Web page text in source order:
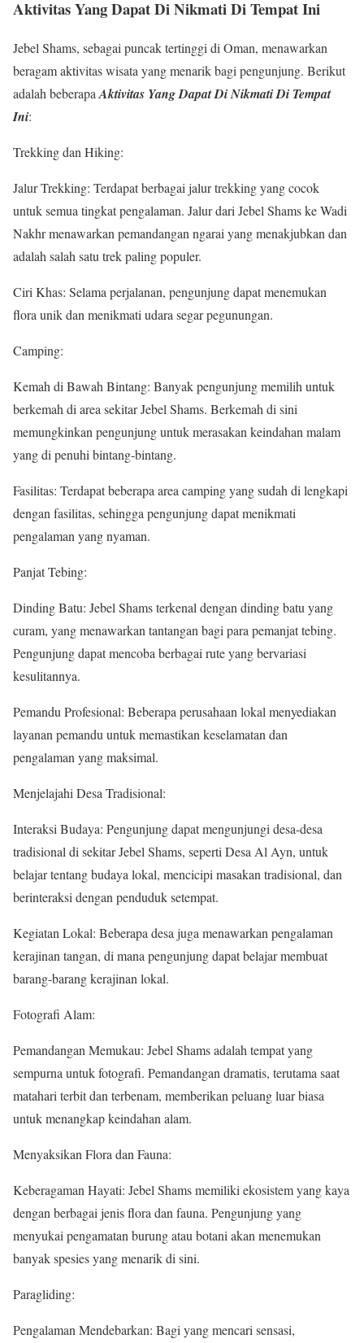
Aktivitas Yang Dapat Di Nikmati Di Tempat Ini
Jebel Shams, sebagai puncak tertinggi di Oman, menawarkan
beragam aktivitas wisata yang menarik bagi pengunjung. Berikut
adalah beberapaAktivitas Yang Dapat DiNikmati Di Tempat
Ini:
Trekking dan Hiking:
Jalur Trekking: Terdapat berbagai jalur trekking yang cocok
untuk semua tingkat pengalaman. Jalur dari Jebel Shams ke Wadi
Nakhr menawarkan pemandangan ngarai yang menakjubkan dan
adalah salah satu trek paling populer.
Ciri Khas: Selama perjalanan, pengunjung dapat menemukan
flora unik dan menikmati udara segar pegunungan.
Camping:
Kemah di Bawah Bintang: Banyak pengunjung memilih untuk
berkemah di area sekitar Jebel Shams. Berkemah di sini
memungkinkan pengunjung untuk merasakan keindahan malam
yang di penuhi bintang-bintang.
Fasilitas: Terdapat beberapa area camping yang sudah di lengkapi
dengan fasilitas, sehingga pengunjung dapat menikmati
pengalaman yang nyaman.
Panjat Tebing:
Dinding Batu: Jebel Shams terkenal dengan dinding batu yang
curam, yang menawarkan tantangan bagi para pemanjat tebing.
Pengunjung dapat mencoba berbagai rute yang bervariasi
kesulitannya.
Pemandu Profesional: Beberapa perusahaan lokal menyediakan
layanan pemandu untuk memastikan keselamatan dan
pengalaman yang maksimal.
Menjelajahi Desa Tradisional:
Interaksi Budaya: Pengunjung dapat mengunjungi desa-desa
tradisional di sekitar Jebel Shams, seperti Desa Al Ayn, untuk
belajar tentang budaya lokal, mencicipi masakan tradisional, dan
berinteraksi dengan penduduk setempat.
Kegiatan Lokal: Beberapa desa juga menawarkan pengalaman
kerajinan tangan, di mana pengunjung dapat belajar membuat
barang-barang kerajinan lokal.
Fotografi Alam:
Pemandangan Memukau: Jebel Shams adalah tempat yang
sempurna untuk fotografi. Pemandangan dramatis, terutama saat
matahari terbit dan terbenam, memberikan peluang luar biasa
untuk menangkap keindahan alam.
Menyaksikan Flora dan Fauna:
Keberagaman Hayati: Jebel Shams memiliki ekosistem yang kaya
dengan berbagai jenis flora dan fauna. Pengunjung yang
menyukai pengamatan burung atau botani akan menemukan
banyak spesies yang menarik di sini.
Paragliding:
Pengalaman Mendebarkan: Bagi yang mencari sensasi,